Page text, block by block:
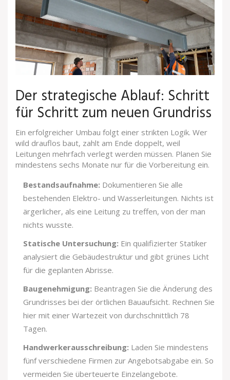
Der strategische Ablauf: Schritt
für Schritt zum neuen Grundriss
Ein erfolgreicher Umbau folgt einer strikten Logik. Wer
wild drauflos baut, zahlt am Ende doppelt, weil
Leitungen mehrfach verlegt werden müssen. Planen Sie
mindestens sechs Monate nur für die Vorbereitung ein.
Bestandsaufnahme: Dokumentieren Sie alle
bestehenden Elektro- und Wasserleitungen. Nichts ist
ärgerlicher, als eine Leitung zu treffen, von der man
nichts wusste.
Statische Untersuchung: Ein qualifizierter Statiker
analysiert die Gebäudestruktur und gibt grünes Licht
für die geplanten Abrisse.
Baugenehmigung: Beantragen Sie die Änderung des
Grundrisses bei der örtlichen Bauaufsicht. Rechnen Sie
hier mit einer Wartezeit von durchschnittlich 78
Tagen.
Handwerkerausschreibung: Laden Sie mindestens
fünf verschiedene Firmen zur Angebotsabgabe ein. So
vermeiden Sie überteuerte Einzelangebote.